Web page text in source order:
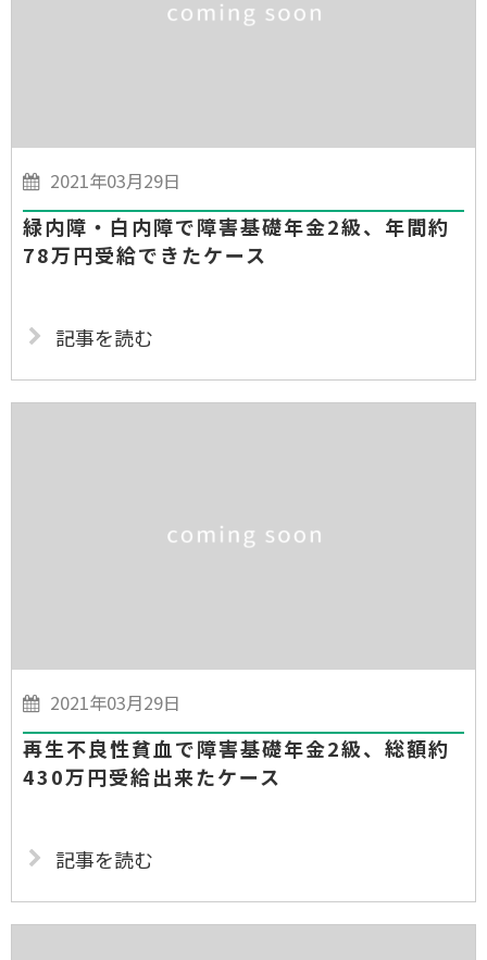
2021年03月29日
緑内障・白内障で障害基礎年金2級、年間約
78万円受給できたケース
記事を読む
2021年03月29日
再生不良性貧血で障害基礎年金2級、総額約
430万円受給出来たケース
記事を読む